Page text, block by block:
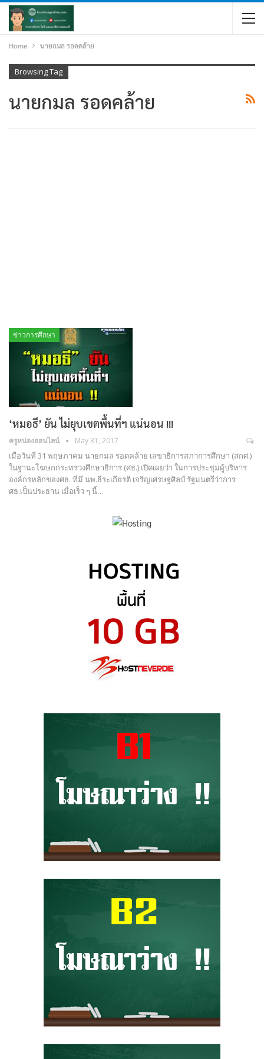
Home นายกมล รอดคล้าย
Browsing Tag
นายกมล รอดคล้าย
ข่าวการศึกษา
‘หมอธี’ ยัน ไม่ยุบเขตพื้นที่ฯ แน่นอน !!!
ครูหน่องออนไลน์ May 31, 2017
เมื่อวันที่ 31 พฤษภาคม นายกมล รอดคล้าย เลขาธิการสภาการศึกษา (สกศ.)
ในฐานะโฆษกกระทรวงศึกษาธิการ (ศธ.) เปิดเผยว่า ในการประชุมผู้บริหาร
องค์กรหลักของศธ. ที่มี นพ.ธีระเกียรติ เจริญเศรษฐศิลป์ รัฐมนตรีว่าการ
ศธ.เป็นประธาน เมื่อเร็ว ๆ นี้…